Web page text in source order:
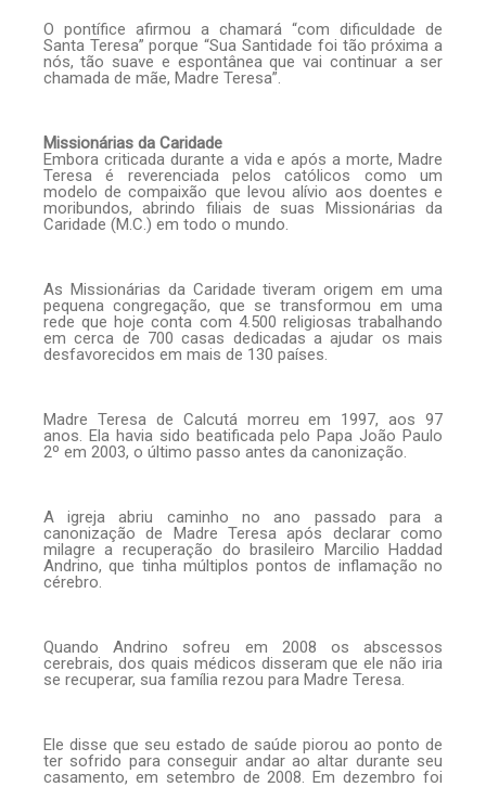
O pontífice afirmou a chamará “com dificuldade de
Santa Teresa” porque “Sua Santidade foi tão próxima a
nós, tão suave e espontânea que vai continuar a ser
chamada de mãe, Madre Teresa”.
Missionárias da Caridade
Embora criticada durante a vida e após a morte, Madre
Teresa é reverenciada pelos católicos como um
modelo de compaixão que levou alívio aos doentes e
moribundos, abrindo filiais de suas Missionárias da
Caridade (M.C.) em todo o mundo.
As Missionárias da Caridade tiveram origem em uma
pequena congregação, que se transformou em uma
rede que hoje conta com 4.500 religiosas trabalhando
em cerca de 700 casas dedicadas a ajudar os mais
desfavorecidos em mais de 130 países.
Madre Teresa de Calcutá morreu em 1997, aos 97
anos. Ela havia sido beatificada pelo Papa João Paulo
2º em 2003, o último passo antes da canonização.
A igreja abriu caminho no ano passado para a
canonização de Madre Teresa após declarar como
milagre a recuperação do brasileiro Marcilio Haddad
Andrino, que tinha múltiplos pontos de inflamação no
cérebro.
Quando Andrino sofreu em 2008 os abscessos
cerebrais, dos quais médicos disseram que ele não iria
se recuperar, sua família rezou para Madre Teresa.
Ele disse que seu estado de saúde piorou ao ponto de
ter sofrido para conseguir andar ao altar durante seu
casamento, em setembro de 2008. Em dezembro foi